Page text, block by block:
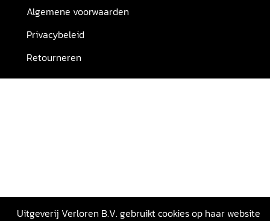
Algemene voorwaarden
Privacybeleid
Retourneren
Uitgeverij Verloren B.V. gebruikt cookies op haar website